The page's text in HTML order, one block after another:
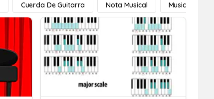
Cuerda De Guitarra Nota Musical Musical